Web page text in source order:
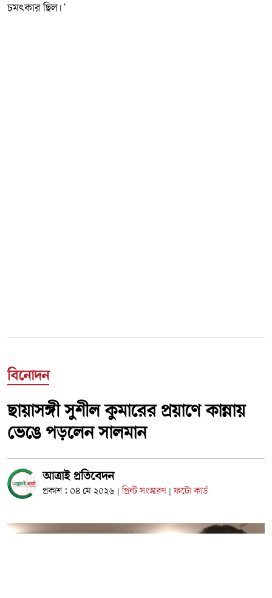
চমৎকার ছিল।’
বিনোদন
ছায়াসঙ্গী সুশীল কুমারের প্রয়াণে কান্নায়
ভেঙে পড়লেন সালমান
আত্রাই প্রতিবেদন
প্রকাশ : ০৪ মে ২০২৬ | প্রিন্ট সংস্করণ | ফটো কার্ড